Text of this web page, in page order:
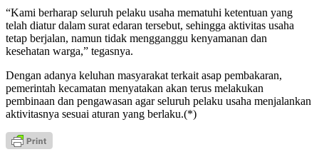
“Kami berharap seluruh pelaku usaha mematuhi ketentuan yang
telah diatur dalam surat edaran tersebut, sehingga aktivitas usaha
tetap berjalan, namun tidak mengganggu kenyamanan dan
kesehatan warga,” tegasnya.
Dengan adanya keluhan masyarakat terkait asap pembakaran,
pemerintah kecamatan menyatakan akan terus melakukan
pembinaan dan pengawasan agar seluruh pelaku usaha menjalankan
aktivitasnya sesuai aturan yang berlaku.(*)